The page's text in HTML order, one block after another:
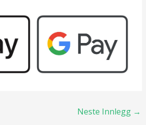
Neste Innlegg →